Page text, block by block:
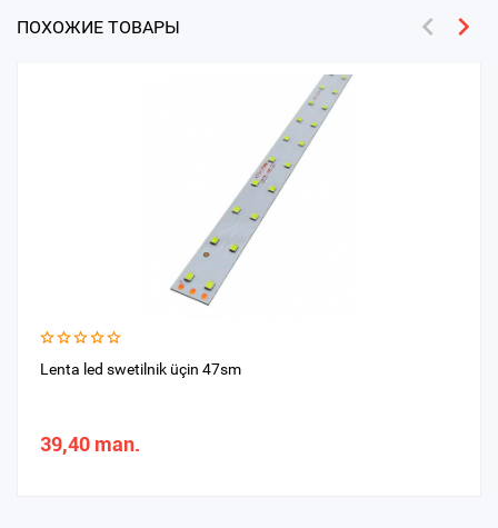
ПОХОЖИЕ ТОВАРЫ
Lenta led swetilnik üçin 47sm
39,40 man.